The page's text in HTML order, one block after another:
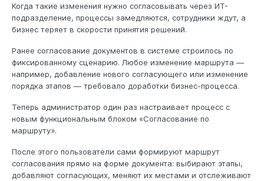
Когда такие изменения нужно согласовывать через ИТ-
подразделение, процессы замедляются, сотрудники ждут, а
бизнес теряет в скорости принятия решений.
Ранее согласование документов в системе строилось по
фиксированному сценарию. Любое изменение маршрута —
например, добавление нового согласующего или изменение
порядка этапов — требовало доработки бизнес-процесса.
Теперь администратор один раз настраивает процесс с
новым функциональным блоком «Согласование по
маршруту».
После этого пользователи сами формируют маршрут
согласования прямо на форме документа: выбирают этапы,
добавляют согласующих, меняют их местами и отслеживают